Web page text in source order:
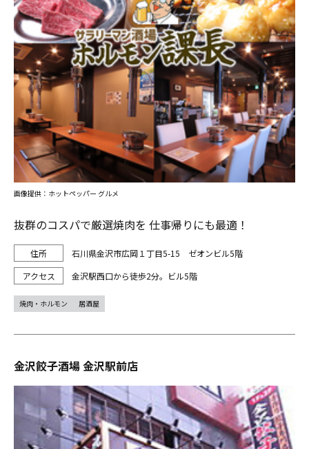
抜群のコスパで厳選焼肉を 仕事帰りにも最適！
石川県金沢市広岡１丁目5-15 ゼオンビル5階
金沢駅西口から徒歩2分。ビル5階
画像提供：ホットペッパー グルメ
焼肉・ホルモン 居酒屋
金沢餃子酒場 金沢駅前店